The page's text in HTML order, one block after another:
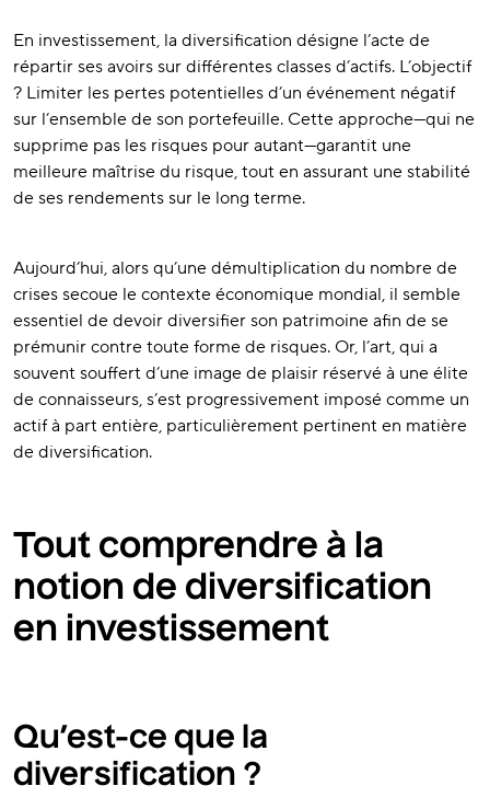
En investissement, la diversification désigne l’acte de
répartir ses avoirs sur différentes classes d’actifs. L’objectif
? Limiter les pertes potentielles d’un événement négatif
sur l’ensemble de son portefeuille. Cette approche—qui ne
supprime pas les risques pour autant—garantit une
meilleure maîtrise du risque, tout en assurant une stabilité
de ses rendements sur le long terme.
Aujourd’hui, alors qu’une démultiplication du nombre de
crises secoue le contexte économique mondial, il semble
essentiel de devoir diversifier son patrimoine afin de se
prémunir contre toute forme de risques. Or, l’art, qui a
souvent souffert d’une image de plaisir réservé à une élite
de connaisseurs, s’est progressivement imposé comme un
actif à part entière, particulièrement pertinent en matière
de diversification.
Tout comprendre à la
notion de diversification
en investissement
Qu’est-ce que la
diversification ?